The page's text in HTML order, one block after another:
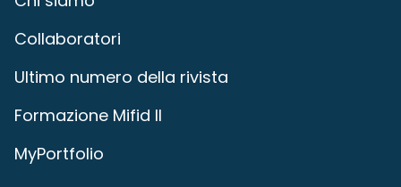
Collaboratori
Ultimo numero della rivista
Formazione Mifid II
MyPortfolio